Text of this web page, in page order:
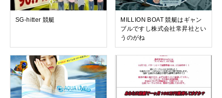
SG-hitter 競艇
MILLION BOAT 競艇はギャン
ブルですし株式会社常昇社とい
うのがね